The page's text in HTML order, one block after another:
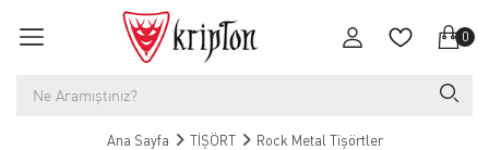
0
Ana Sayfa TİŞÖRT Rock Metal Tişörtler